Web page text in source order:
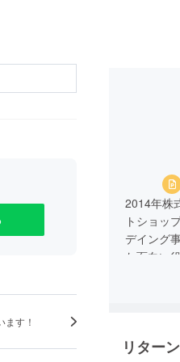
ます！
2014年株
トショッ
デイング
た面白い
4.メール
リター